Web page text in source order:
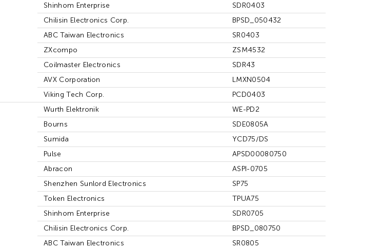
Shinhom Enterprise
SDR0403
Chilisin Electronics Corp.
BPSD_050432
ABC Taiwan Electronics
SR0403
ZXcompo
ZSM4532
Coilmaster Electronics
SDR43
AVX Corporation
LMXN0504
Viking Tech Corp.
PCD0403
Wurth Elektronik
WE-PD2
Bourns
SDE0805A
Sumida
YCD75/DS
Pulse
APSD00080750
Abracon
ASPI-0705
Shenzhen Sunlord Electronics
SP75
Token Electronics
TPUA75
Shinhom Enterprise
SDR0705
Chilisin Electronics Corp.
BPSD_080750
ABC Taiwan Electronics
SR0805